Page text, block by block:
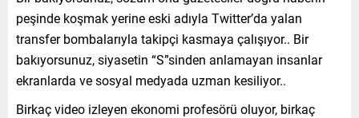
peşinde koşmak yerine eski adıyla Twitter’da yalan
transfer bombalarıyla takipçi kasmaya çalışıyor.. Bir
bakıyorsunuz, siyasetin “S”sinden anlamayan insanlar
ekranlarda ve sosyal medyada uzman kesiliyor..
Birkaç video izleyen ekonomi profesörü oluyor, birkaç